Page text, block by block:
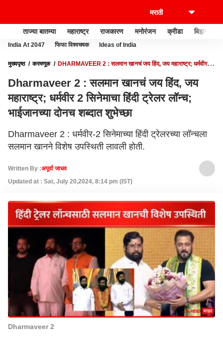
ताज्या बातम्या महाराष्ट्र राजकारण मनोरंजन क्रीडा बिझनेस
India At 2047 फिफा विश्वचषक Ideas of India
मुख्यपृष्ठ करमणूक
DHARMAVEER 2 : सलमान खानचं जय हिंद, जय महाराष्ट्र; धर्मवीर 2
Dharmaveer 2 : सलमान खानचं जय हिंद, जय
महाराष्ट्र; धर्मवीर 2 सिनेमाचा हिंदी ट्रेलर लॉन्च;
भाईजानच्या दोनच शब्दात शुभेच्छा
Dharmaveer 2 : धर्मवीर-2 सिनेमाच्या हिंदी ट्रेलरच्या लॉन्चला
सलमान खानने विशेष उपस्थिती लावली होती.
Written By :अपूर्वा जाधव
Updated at : Sat, July 20,2024, 8:14 pm (IST)
Dharmaveer 2